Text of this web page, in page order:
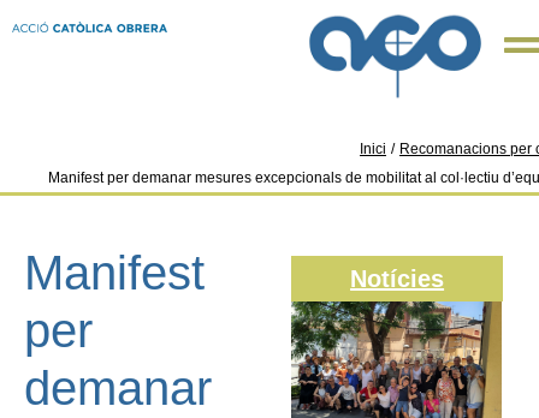
Inici / Recomanacions per
Manifest per demanar mesures excepcionals de mobilitat al col·lectiu
Manifest
per
demanar
Notícies